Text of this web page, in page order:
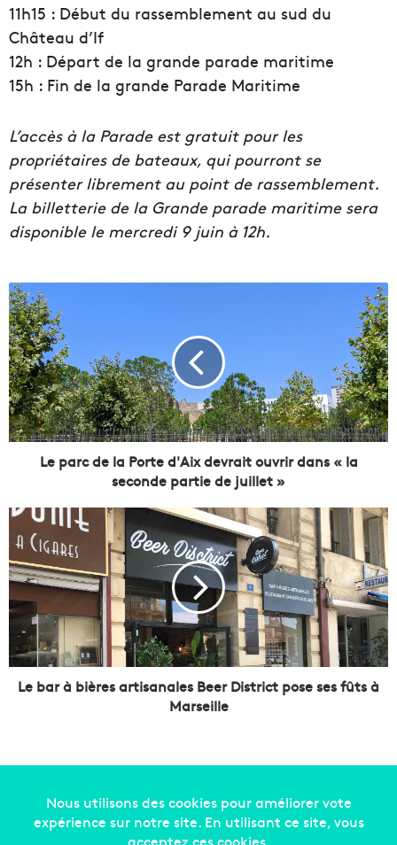
11h15 : Début du rassemblement au sud du
Château d’If
12h : Départ de la grande parade maritime
15h : Fin de la grande Parade Maritime
L’accès à la Parade est gratuit pour les
propriétaires de bateaux, qui pourront se
présenter librement au point de rassemblement.
La billetterie de la Grande parade maritime sera
disponible le mercredi 9 juin à 12h.
L
e
p
a
r
c
d
e
l
r
t
e
d
'
A
i
x
d
Le parc de la Porte d'Aix devrait ouvrir dans « la
seconde partie de juillet »
L
e
b
a
r
à
i
è
Le bar à bières artisanales Beer District pose ses fûts à
Marseille
Copyright © 2014-2022Made in Marseille. Tous droits